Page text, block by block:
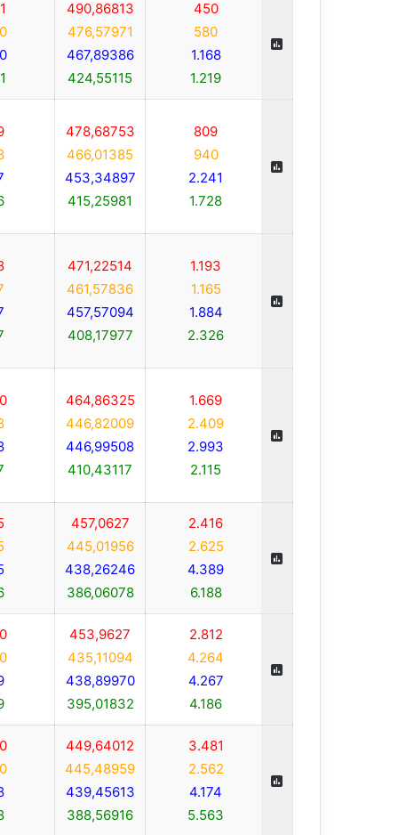
490,86813
476,57971
467,89386
424,55115
450
580
1.168
1.219
478,68753
466,01385
453,34897
415,25981
809
940
2.241
1.728
471,22514
461,57836
457,57094
408,17977
1.193
1.165
1.884
2.326
464,86325
446,82009
446,99508
410,43117
1.669
2.409
2.993
2.115
457,0627
445,01956
438,26246
386,06078
2.416
2.625
4.389
6.188
453,9627
435,11094
438,89970
395,01832
2.812
4.264
4.267
4.186
449,64012
445,48959
439,45613
388,56916
3.481
2.562
4.174
5.563